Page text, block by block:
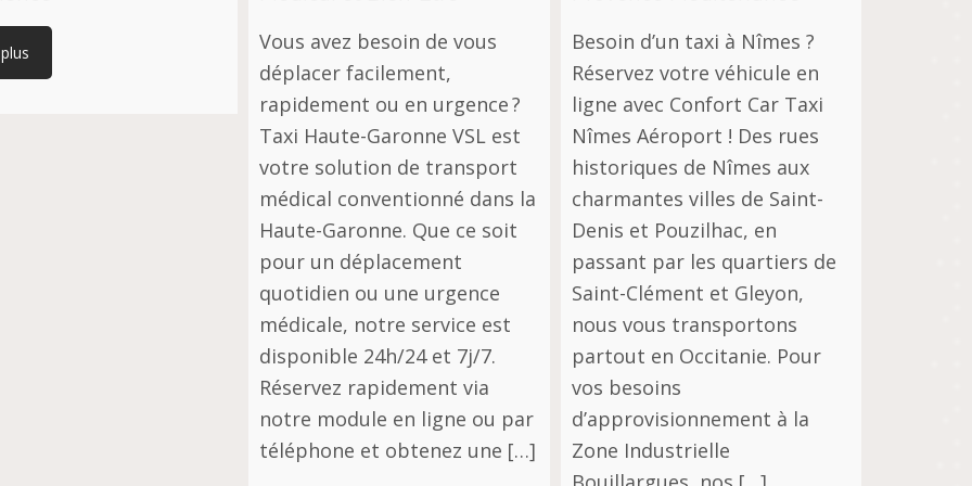
Vous avez besoin de vous
déplacer facilement,
rapidement ou en urgence ?
Taxi Haute-Garonne VSL est
votre solution de transport
médical conventionné dans la
Haute-Garonne. Que ce soit
pour un déplacement
quotidien ou une urgence
médicale, notre service est
disponible 24h/24 et 7j/7.
Réservez rapidement via
notre module en ligne ou par
téléphone et obtenez une […]
Besoin d’un taxi à Nîmes ?
Réservez votre véhicule en
ligne avec Confort Car Taxi
Nîmes Aéroport ! Des rues
historiques de Nîmes aux
charmantes villes de Saint-
Denis et Pouzilhac, en
passant par les quartiers de
Saint-Clément et Gleyon,
nous vous transportons
partout en Occitanie. Pour
vos besoins
d’approvisionnement à la
Zone Industrielle